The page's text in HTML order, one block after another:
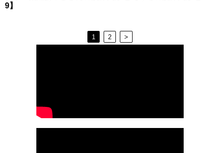
9】
1 2 >